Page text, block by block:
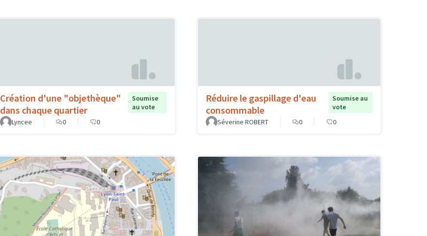
Création d'une "objethèque"
dans chaque quartier
Soumise
au vote
Lyncee
0 0
Réduire le gaspillage d'eau
consommable
Soumise au
vote
Séverine ROBERT
0 0